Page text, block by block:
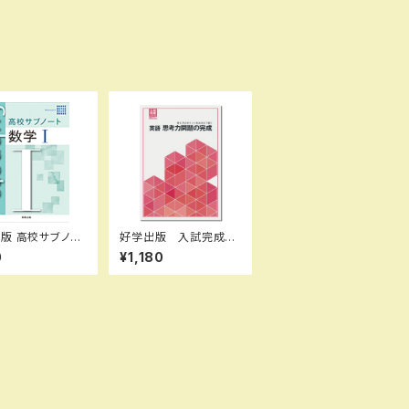
ノー
Ｉ 新品 問題
別冊解答つ
：97844073
好学出版 入試完成シ
リーズ 英語 思考力
問題の完成 2026年
度版 新品完全セッ
¥1,180